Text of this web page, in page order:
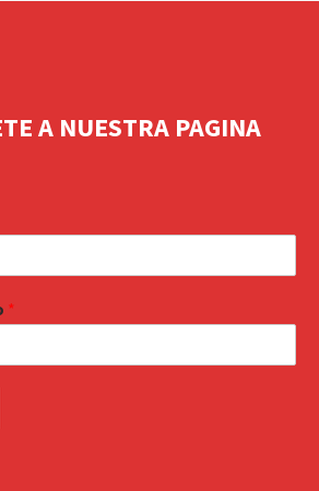
A NUESTRA PAGINA
*